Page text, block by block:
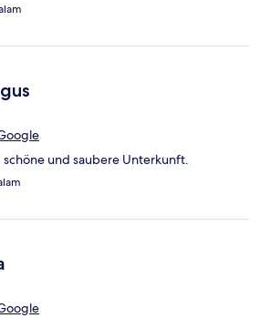
schöne und saubere Unterkunft.